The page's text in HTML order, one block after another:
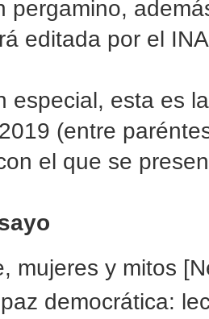
pergamino,
editada por el
especial, esta es
(entre
el que se
mujeres y mitos
democrática: